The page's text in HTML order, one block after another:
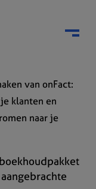
Menu
van onFact:
klanten en
naar je